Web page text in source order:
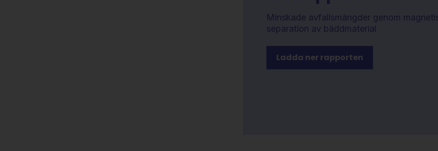
Minskade avfallsmängder genom
separation av bäddmaterial
Ladda ner rapporten